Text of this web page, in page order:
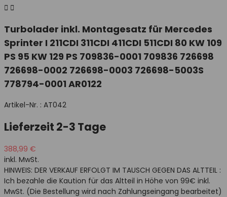
 
Turbolader inkl. Montagesatz für Mercedes
Sprinter I 211CDI 311CDI 411CDI 511CDI 80 KW 109
PS 95 KW 129 PS 709836-0001 709836 726698
726698-0002 726698-0003 726698-5003S
778794-0001 AR0122
Artikel-Nr. : AT042
Lieferzeit 2-3 Tage
388,99 €
inkl. MwSt.
HINWEIS: DER VERKAUF ERFOLGT IM TAUSCH GEGEN DAS ALTTEIL :
Ich bezahle die Kaution für das Altteil in Höhe von 99€ inkl.
MwSt. (Die Bestellung wird nach Zahlungseingang bearbeitet)